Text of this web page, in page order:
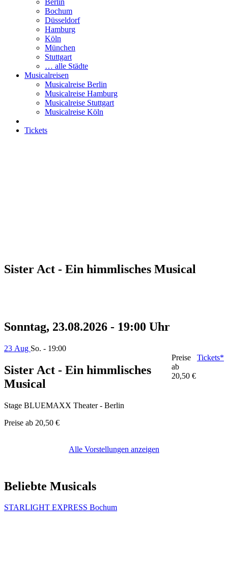
Berlin
Bochum
Düsseldorf
Hamburg
Köln
München
Stuttgart
… alle Städte
Musicalreisen
Musicalreise Berlin
Musicalreise Hamburg
Musicalreise Stuttgart
Musicalreise Köln
Tickets
Sister Act - Ein himmlisches Musical
Sonntag, 23.08.2026 - 19:00 Uhr
23 Aug So. - 19:00
Sister Act - Ein himmlisches
Musical
Stage BLUEMAXX Theater - Berlin
Preise ab 20,50 €
Preise
ab
20,50 €
Tickets*
Alle Vorstellungen anzeigen
Beliebte Musicals
STARLIGHT EXPRESS Bochum